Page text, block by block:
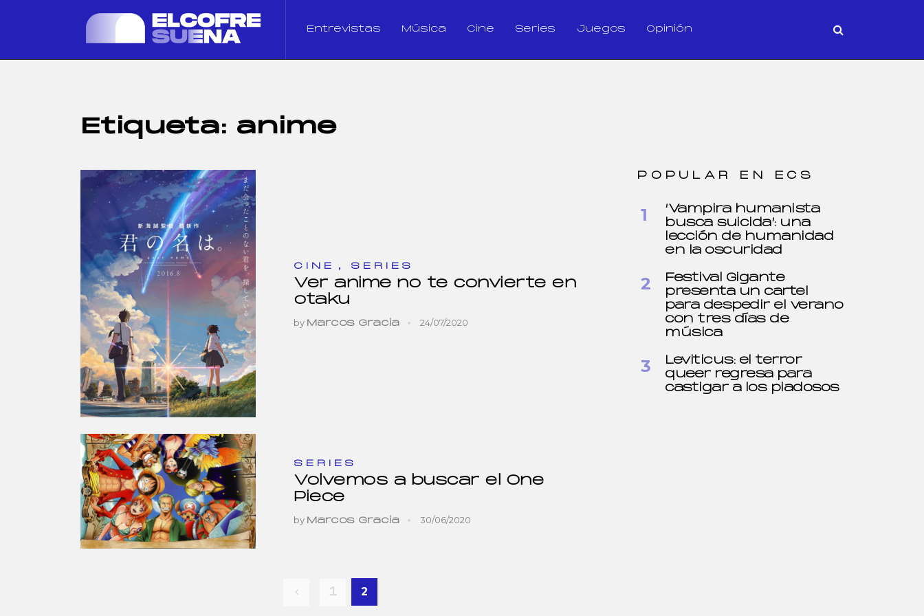
Entrevistas Música Cine Series Juegos Opinión
Etiqueta: anime
CINE , SERIES
Ver anime no te convierte en
otaku
by Marcos Gracia 24/07/2020
SERIES
Volvemos a buscar el One
Piece
by Marcos Gracia 30/06/2020
1 2
POPULAR EN ECS
‘Vampira humanista
busca suicida’: una
lección de humanidad
en la oscuridad
Festival Gigante
presenta un cartel
para despedir el verano
con tres días de
música
Leviticus: el terror
queer regresa para
castigar a los piadosos